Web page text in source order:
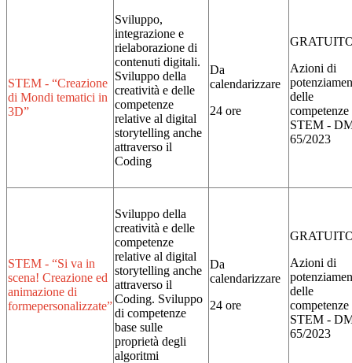
STEM - “Creazione
di Mondi tematici in
3D”
Sviluppo,
integrazione e
rielaborazione di
contenuti digitali.
Sviluppo della
creatività e delle
competenze
relative al digital
storytelling anche
attraverso il
Coding
Da
calendarizzare
24 ore
Azioni di
delle
competenze
STEM -
65/2023
STEM - “Si va in
scena! Creazione ed
animazione di
formepersonalizzate”
Sviluppo della
creatività e delle
competenze
relative al digital
storytelling anche
attraverso il
Coding. Sviluppo
di competenze
base sulle
proprietà degli
algoritmi
Da
calendarizzare
24 ore
Azioni di
delle
competenze
STEM -
65/2023